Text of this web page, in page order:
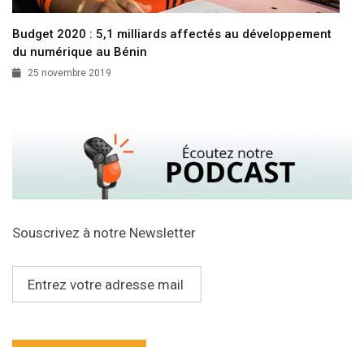
Budget 2020 : 5,1 milliards affectés au développement
du numérique au Bénin
25 novembre 2019
Souscrivez à notre Newsletter